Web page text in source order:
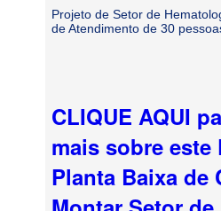
Projeto de Setor de
de Atendimento de 30
CLIQUE AQUI
mais sobre este
Planta Baixa de